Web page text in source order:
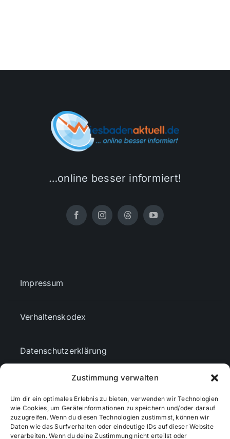
Zustimmung verwalten
Um dir ein optimales Erlebnis zu bieten, verwenden wir Technologien
wie Cookies, um Geräteinformationen zu speichern und/oder darauf
zuzugreifen. Wenn du diesen Technologien zustimmst, können wir
Daten wie das Surfverhalten oder eindeutige IDs auf dieser Website
verarbeiten. Wenn du deine Zustimmung nicht erteilst oder
…online besser informiert!
Impressum
Verhaltenskodex
Datenschutzerklärung
Cookie-Richtlinie (EU)